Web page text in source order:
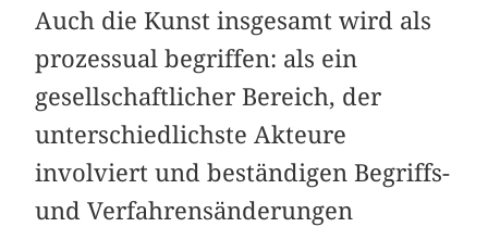
Auch die Kunst insgesamt wird als
prozessual begriffen: als ein
gesellschaftlicher Bereich, der
unterschiedlichste Akteure
involviert und beständigen Begriffs-
und Verfahrensänderungen